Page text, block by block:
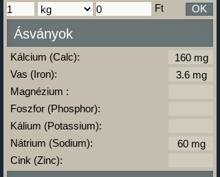
Ft OK
Ásványok
Kálcium (Calc):
Vas (Iron):
Magnézium :
Foszfor (Phosphor):
Kálium (Potassium):
Nátrium (Sodium):
Cink (Zinc):